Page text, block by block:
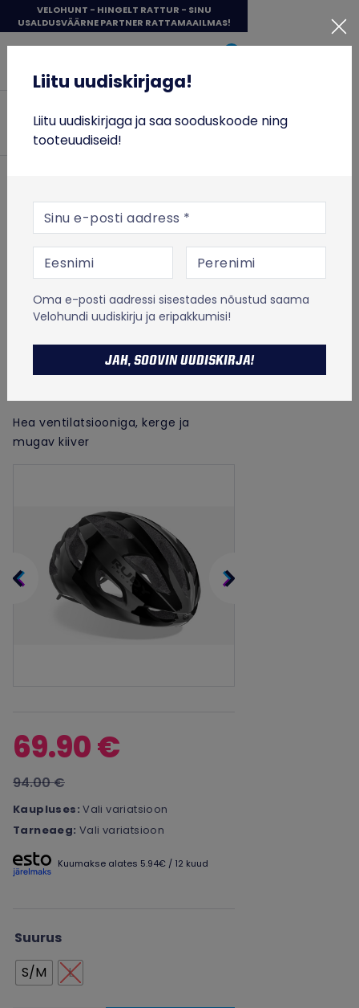
sisu
juurde
VELOHUNT - HINGELT RATTUR - SINU
USALDUSVÄÄRNE PARTNER RATTAMAAILMAS!
Otsi
ESILEHT RATTASÕIT
Rattakiivrid
Rattakiivrid täiskasvanutele
Rudy Project Strym Z kiiver – black shiny
Rudy Project
Rudy Project
Strym Z kiiver –
black shiny
Hea ventilatsiooniga, kerge ja
mugav kiiver
69.90 €
94.00 €
Kaupluses: Vali variatsioon
Tarneaeg: Vali variatsioon
Kuumakse alates 5.94€ / 12 kuud
Suurus
S/M
L
Sisene
RATTASÕIT
TOIT JA TREENING
VABA AEG
% SOODUS
TALVETOOTED
Liitu uudiskirjaga!
Liitu uudiskirjaga!
Liitu uudiskirjaga ja saa sooduskoode ning
tooteuudiseid!
E-posti aadress
Oma e-posti aadressi sisestades nõustud saama
Velohundi uudiskirju ja eripakkumisi!
JAH, SOOVIN UUDISKIRJA!